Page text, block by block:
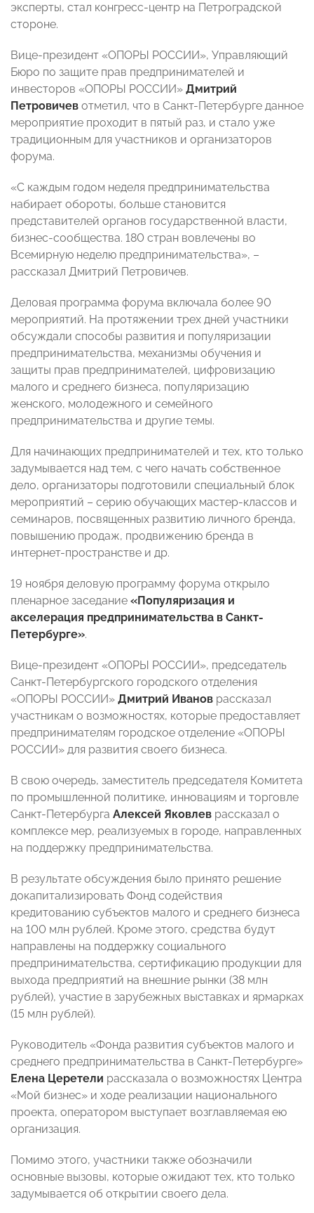
эксперты, стал конгресс-центр на Петроградской
стороне.
Вице-президент «ОПОРЫ РОССИИ», Управляющий
Бюро по защите прав предпринимателей и
инвесторов «ОПОРЫ РОССИИ» Дмитрий
Петровичев отметил, что в Санкт-Петербурге данное
мероприятие проходит в пятый раз, и стало уже
традиционным для участников и организаторов
форума.
«С каждым годом неделя предпринимательства
набирает обороты, больше становится
представителей органов государственной власти,
бизнес-сообщества. 180 стран вовлечены во
Всемирную неделю предпринимательства», –
рассказал Дмитрий Петровичев.
Деловая программа форума включала более 90
мероприятий. На протяжении трех дней участники
обсуждали способы развития и популяризации
предпринимательства, механизмы обучения и
защиты прав предпринимателей, цифровизацию
малого и среднего бизнеса, популяризацию
женского, молодежного и семейного
предпринимательства и другие темы.
Для начинающих предпринимателей и тех, кто только
задумывается над тем, с чего начать собственное
дело, организаторы подготовили специальный блок
мероприятий – серию обучающих мастер-классов и
семинаров, посвященных развитию личного бренда,
повышению продаж, продвижению бренда в
интернет-пространстве и др.
19 ноября деловую программу форума открыло
пленарное заседание «Популяризация и
акселерация предпринимательства в Санкт-
Петербурге».
Вице-президент «ОПОРЫ РОССИИ», председатель
Санкт-Петербургского городского отделения
«ОПОРЫ РОССИИ» Дмитрий Иванов рассказал
участникам о возможностях, которые предоставляет
предпринимателям городское отделение «ОПОРЫ
РОССИИ» для развития своего бизнеса.
В свою очередь, заместитель председателя Комитета
по промышленной политике, инновациям и торговле
Санкт-Петербурга Алексей Яковлев рассказал о
комплексе мер, реализуемых в городе, направленных
на поддержку предпринимательства.
В результате обсуждения было принято решение
докапитализировать Фонд содействия
кредитованию субъектов малого и среднего бизнеса
на 100 млн рублей. Кроме этого, средства будут
направлены на поддержку социального
предпринимательства, сертификацию продукции для
выхода предприятий на внешние рынки (38 млн
рублей), участие в зарубежных выставках и ярмарках
(15 млн рублей).
Руководитель «Фонда развития субъектов малого и
среднего предпринимательства в Санкт-Петербурге»
Елена Церетели рассказала о возможностях Центра
«Мой бизнес» и ходе реализации национального
проекта, оператором выступает возглавляемая ею
организация.
Помимо этого, участники также обозначили
основные вызовы, которые ожидают тех, кто только
задумывается об открытии своего дела.